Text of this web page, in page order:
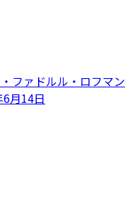
ファドルル・ロフマン
月14日